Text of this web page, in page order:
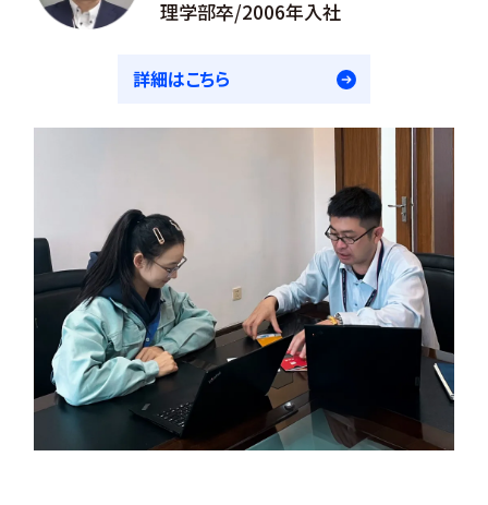
理学部卒/2006年入社
詳細はこちら